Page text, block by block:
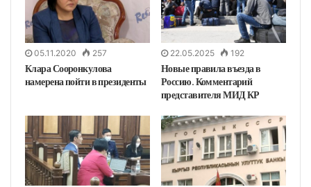
05.11.2020 257
Клара Сооронкулова
намерена пойти в президенты
22.05.2025 192
Новые правила въезда в
Россию. Комментарий
представителя МИД КР